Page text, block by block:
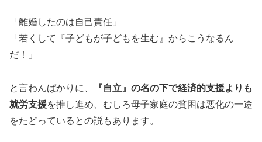
「離婚したのは自己責任」
「若くして『子どもが子どもを生む』からこうなるん
だ！」
と言わんばかりに、
『自立』の名の下で経済的支援よりも
就労支援を推し進め、むしろ母子家庭の貧困は悪化の一途
をたどっているとの説もあります。